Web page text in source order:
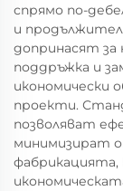
спрямо по-
и
допринасят за
поддръжка и
икономически
проекти.
позволяват
минимизират